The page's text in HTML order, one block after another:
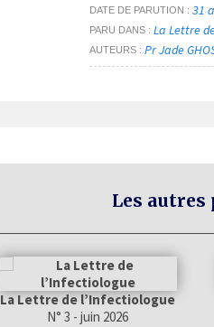
DATE DE PARUTION 31
PARU DANS La Lettre
AUTEURS Pr Jade
Les
La Lettre de l’Infectiologue
N° 3 - juin 2026